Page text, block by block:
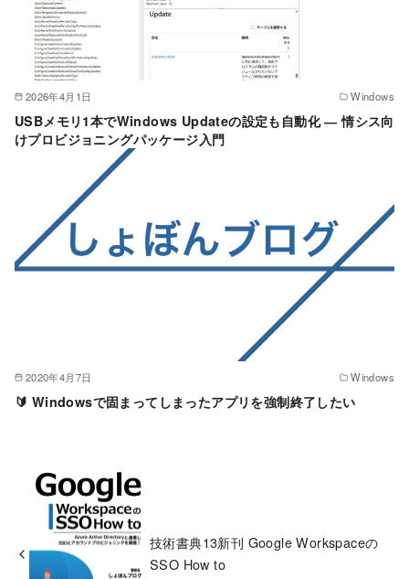
2026年4月1日 Windows
USBメモリ1本でWindows Updateの設定も自動化 ― 情シス向
けプロビジョニングパッケージ入門
2020年4月7日 Windows
🔰 Windowsで固まってしまったアプリを強制終了したい
技術書典13新刊 Google Workspaceの
SSO How to